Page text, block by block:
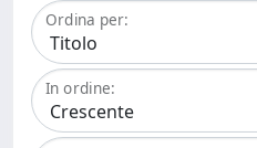
Ordina per:
In ordine: